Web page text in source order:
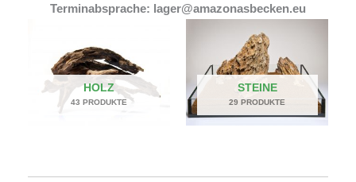
Terminabsprache: lager@amazonasbecken.eu
HOLZ
43 PRODUKTE
STEINE
29 PRODUKTE